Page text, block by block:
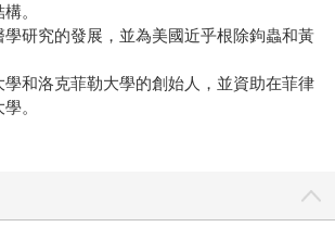
。
研究的發展，並為美國近乎根除鉤蟲和黃
和洛克菲勒大學的創始人，並資助在菲律
。